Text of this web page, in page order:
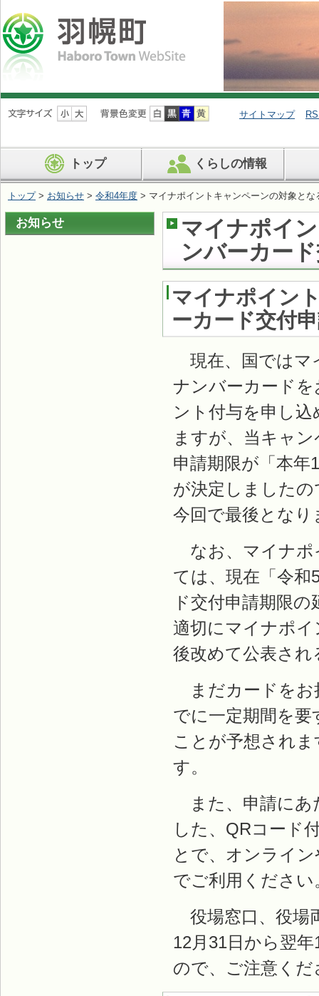
ナ
ビ
ン
を
ば
す
サイトマップ
トップ くらしの情報
トップ> お知らせ > 令和4年度 > マイナポイントキャンペーンの対象と
マイナポイ
ンバーカー
マイナポイン
ーカード交付
現在、国ではマ
ナンバーカード
ント付与を申し
ますが、当キャ
申請期限が「本年
が決定しました
今回で最後となり
なお、マイナポ
ては、現在「令
ド交付申請期限
適切にマイナポ
後改めて公表され
まだカードをお
でに一定期間を
ことが予想され
す。
また、申請にあ
した、QRコード
とで、オンライ
でご利用ください
役場窓口、役場
12月31日から翌
ので、ご注意く
お知らせ